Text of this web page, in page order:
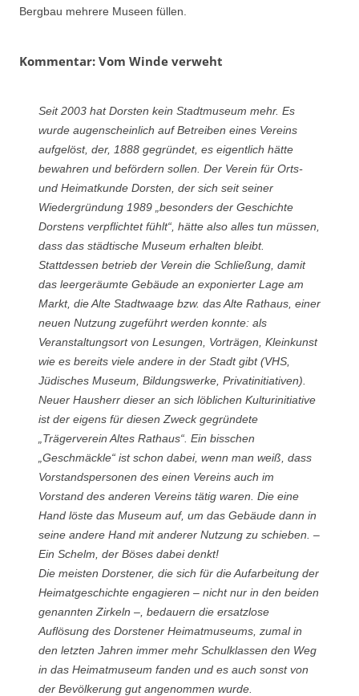
Bergbau mehrere Museen füllen.
Kommentar: Vom Winde verweht
Seit 2003 hat Dorsten kein Stadtmuseum mehr. Es
wurde augenscheinlich auf Betreiben eines Vereins
aufgelöst, der, 1888 gegründet, es eigentlich hätte
bewahren und befördern sollen. Der Verein für Orts-
und Heimatkunde Dorsten, der sich seit seiner
Wiedergründung 1989 „besonders der Geschichte
Dorstens verpflichtet fühlt“, hätte also alles tun müssen,
dass das städtische Museum erhalten bleibt.
Stattdessen betrieb der Verein die Schließung, damit
das leergeräumte Gebäude an exponierter Lage am
Markt, die Alte Stadtwaage bzw. das Alte Rathaus, einer
neuen Nutzung zugeführt werden konnte: als
Veranstaltungsort von Lesungen, Vorträgen, Kleinkunst
wie es bereits viele andere in der Stadt gibt (VHS,
Jüdisches Museum, Bildungswerke, Privatinitiativen).
Neuer Hausherr dieser an sich löblichen Kulturinitiative
ist der eigens für diesen Zweck gegründete
„Trägerverein Altes Rathaus“. Ein bisschen
„Geschmäckle“ ist schon dabei, wenn man weiß, dass
Vorstandspersonen des einen Vereins auch im
Vorstand des anderen Vereins tätig waren. Die eine
Hand löste das Museum auf, um das Gebäude dann in
seine andere Hand mit anderer Nutzung zu schieben. –
Ein Schelm, der Böses dabei denkt!
Die meisten Dorstener, die sich für die Aufarbeitung der
Heimatgeschichte engagieren – nicht nur in den beiden
genannten Zirkeln –, bedauern die ersatzlose
Auflösung des Dorstener Heimatmuseums, zumal in
den letzten Jahren immer mehr Schulklassen den Weg
in das Heimatmuseum fanden und es auch sonst von
der Bevölkerung gut angenommen wurde.